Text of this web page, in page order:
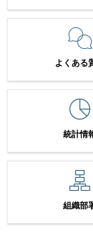
よくある
統計情
組織部